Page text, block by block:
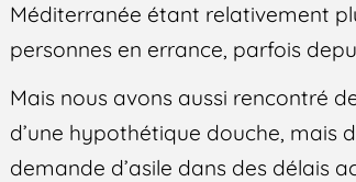
Méditerranée étant relativement
personnes en errance, parfois
Mais nous avons aussi rencontré
d’une hypothétique douche, mais
demande d’asile dans des délais